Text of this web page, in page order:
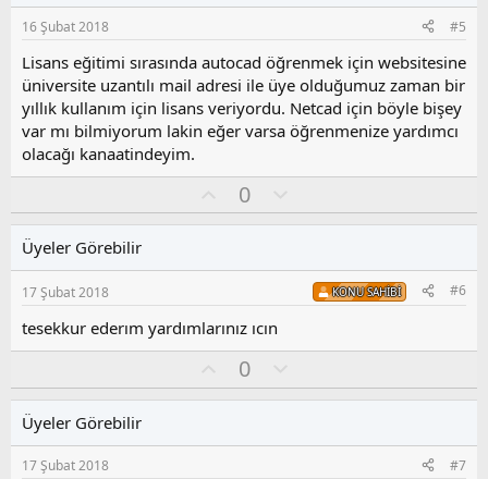
s
u
z
o
y
l
a
16 Şubat 2018 #5
Lisans eğitimi sırasında autocad öğrenmek için websitesine
üniversite uzantılı mail adresi ile üye olduğumuz zaman bir
yıllık kullanım için lisans veriyordu. Netcad için böyle bişey
var mı bilmiyorum lakin eğer varsa öğrenmenize yardımcı
olacağı kanaatindeyim.
y
0
l
s
u
o
l
a
Üyeler Görebilir
17 Şubat 2018 KONU SAHIBI #6
tesekkur ederım yardımlarınız ıcın
y
0
l
s
Üyeler Görebilir
17 Şubat 2018 #7